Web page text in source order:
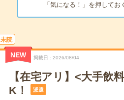
「気になる！」を押してお
未読
NEW 掲載日 2026/08/04
【在宅アリ】<大手飲
K！
派遣